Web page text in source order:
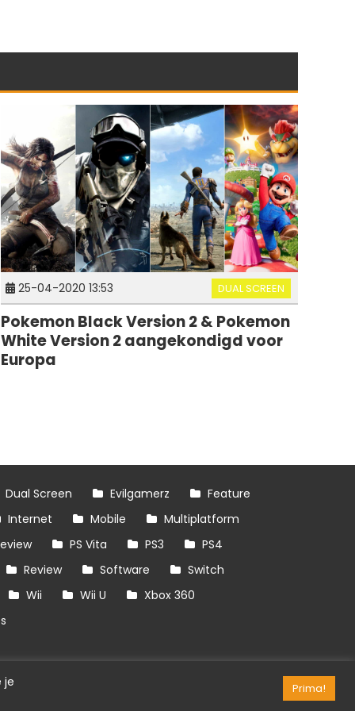
25-04-2020 13:53 DUAL SCREEN
Pokemon Black Version 2 & Pokemon
White Version 2 aangekondigd voor
Europa
Dual Screen Evilgamerz
Feature
Internet Mobile
Multiplatform
PS Vita PS3
PS4
Review Software
Switch
Wii Wii U
Xbox 360
je
Prima!